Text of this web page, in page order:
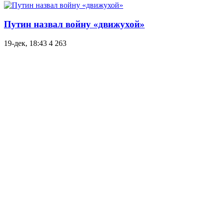
Путин назвал войну «движухой»
19-дек, 18:43 4 263